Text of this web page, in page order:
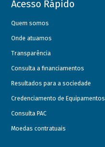
Acesso Rápido
Quem somos
Onde atuamos
Transparência
Consulta a financiamentos
Resultados para a sociedade
Credenciamento de Equipamentos
Consulta PAC
Moedas contratuais